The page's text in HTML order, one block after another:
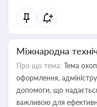
Міжнародна
Про що тема: Тема
оформлення,
допомоги, що
важливою для